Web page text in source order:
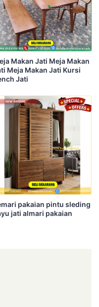
Makan Jati Meja Makan
Meja Makan Jati Kursi
Jati
pakaian pintu sleding
jati almari pakaian